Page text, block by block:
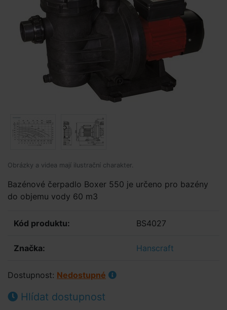
Obrázky a videa mají ilustrační charakter.
Bazénové čerpadlo Boxer 550 je určeno pro bazény
do objemu vody 60 m3
Kód produktu: BS4027
Značka: Hanscraft
Dostupnost: Nedostupné
Hlídat dostupnost